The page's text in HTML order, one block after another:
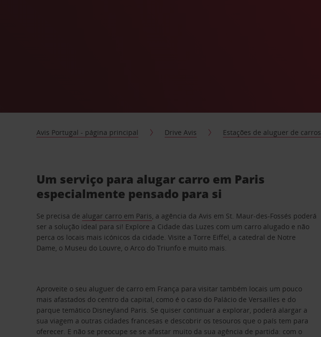
Avis Portugal - página principal Drive Avis Estações de aluguer de carros
Um serviço para alugar carro em Paris
especialmente pensado para si
Se precisa de alugar carro em Paris, a agência da Avis em St. Maur-des-Fossés poderá
ser a solução ideal para si! Explore a Cidade das Luzes com um carro alugado e não
perca os locais mais icónicos da cidade. Visite a Torre Eiffel, a catedral de Notre
Dame, o Museu do Louvre, o Arco do Triunfo e muito mais.
Aproveite o seu aluguer de carro em França para visitar também locais um pouco
mais afastados do centro da capital, como é o caso do Palácio de Versailles e do
parque temático Disneyland Paris. Se quiser continuar a explorar, poderá alargar a
sua viagem a outras cidades francesas e descobrir os tesouros que o país tem para
oferecer. E não se preocupe se se afastar muito da sua agência de partida: com o